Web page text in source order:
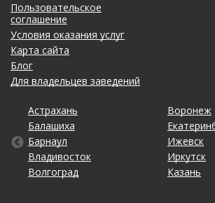
Пользовательское
соглашение
Условия оказания услуг
Карта сайта
Блог
Для владельцев заведений
Астрахань
Балашиха
Барнаул
Владивосток
Волгоград
Воронеж
Ижевск
Иркутск
Казань
Калининград
Кемерово
Киров
Краснодар
Красноярск
Липецк
Нижний
Омск
Оренбург
Пенза
Пермь
Ростов-на-Дону
Рязань
Самара
Санкт-
Саратов
Тольятти
Томск
Тула
Тюмень
Ульяновск
Уфа
Чебоксары
Челябинск
Ярославль